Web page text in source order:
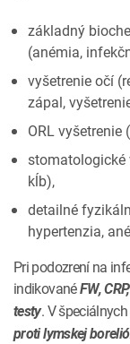
základný
(anémia,
vyšetrenie očí
zápal,
ORL
stomatologické
kĺb),
detailné
hypertenzia,
Pri podozrení na
indikovanéFW,
testy. V
proti lymskej